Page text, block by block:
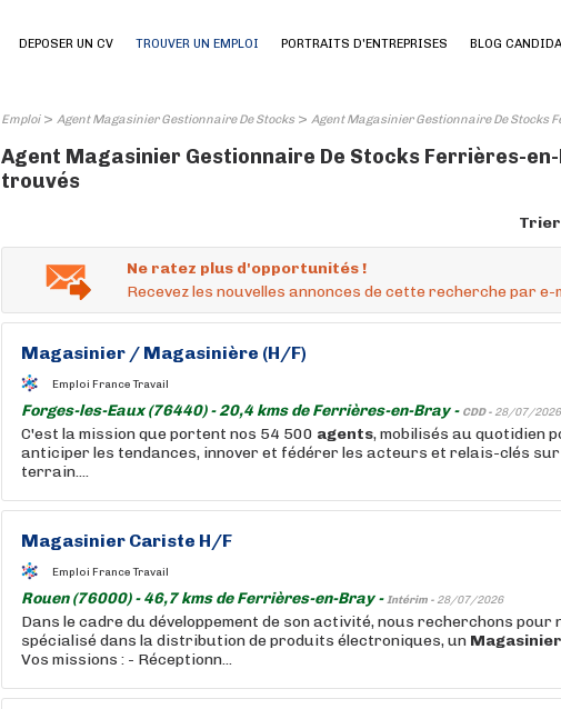
DEPOSER UN CV TROUVER UN EMPLOI PORTRAITS D'ENTREPRISES BLOG
Emploi> Agent Magasinier Gestionnaire De Stocks> Agent Magasinier Gestionnaire De Stocks
Agent Magasinier Gestionnaire De Stocks Ferrières-en-
trouvés
Ne ratez plus d'opportunités !
Recevez les nouvelles annonces de cette recherche par e-
Magasinier / Magasinière (H/F)
Emploi France Travail
Forges-les-Eaux (76440) - 20,4 kms de Ferrières-en-Bray - CDD - 28/07/2026
C'est la mission que portent nos 54 500 agents, mobilisés au quotidien
anticiper les tendances, innover et fédérer les acteurs et relais-clés sur
terrain....
Magasinier Cariste H/F
Emploi France Travail
Rouen (76000) - 46,7 kms de Ferrières-en-Bray -Intérim - 28/07/2026
Dans le cadre du développement de son activité, nous recherchons pour
spécialisé dans la distribution de produits électroniques, un Magasinier
Vos missions : - Réceptionn...